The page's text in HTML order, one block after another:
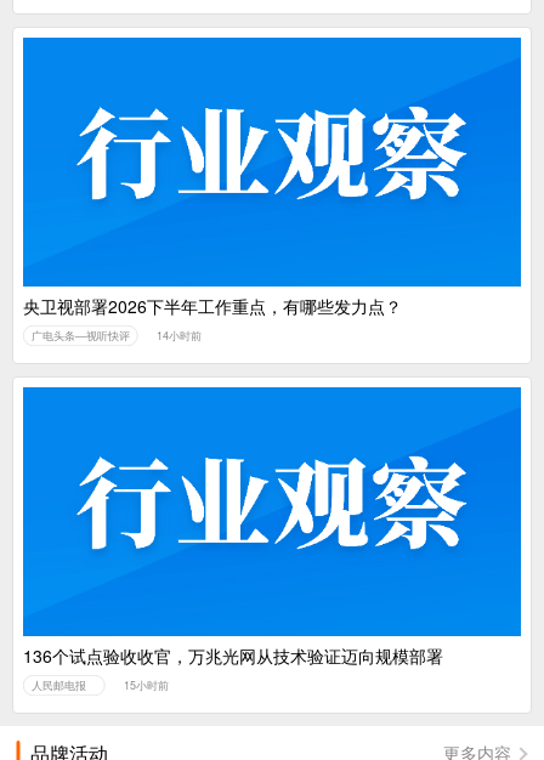
央卫视部署2026下半年工作重点，有哪些发力点？
广电头条—视听快评 14小时前
136个试点验收收官，万兆光网从技术验证迈向规模部署
人民邮电报 15小时前
品牌活动 更多内容